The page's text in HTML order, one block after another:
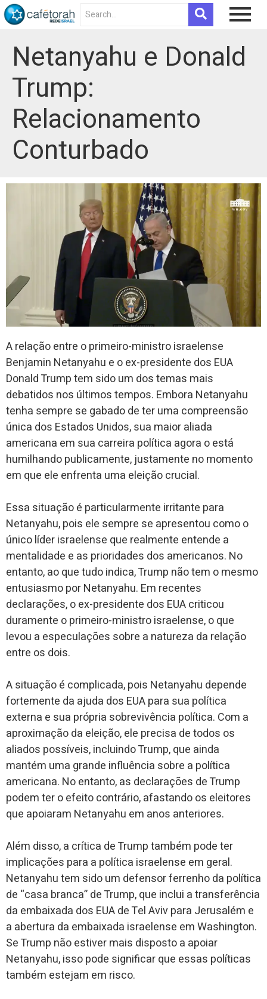
Netanyahu e Donald
Trump:
Relacionamento
Conturbado
A relação entre o primeiro-ministro israelense
Benjamin Netanyahu e o ex-presidente dos EUA
Donald Trump tem sido um dos temas mais
debatidos nos últimos tempos. Embora Netanyahu
tenha sempre se gabado de ter uma compreensão
única dos Estados Unidos, sua maior aliada
americana em sua carreira política agora o está
humilhando publicamente, justamente no momento
em que ele enfrenta uma eleição crucial.
Essa situação é particularmente irritante para
Netanyahu, pois ele sempre se apresentou como o
único líder israelense que realmente entende a
mentalidade e as prioridades dos americanos. No
entanto, ao que tudo indica, Trump não tem o mesmo
entusiasmo por Netanyahu. Em recentes
declarações, o ex-presidente dos EUA criticou
duramente o primeiro-ministro israelense, o que
levou a especulações sobre a natureza da relação
entre os dois.
A situação é complicada, pois Netanyahu depende
fortemente da ajuda dos EUA para sua política
externa e sua própria sobrevivência política. Com a
aproximação da eleição, ele precisa de todos os
aliados possíveis, incluindo Trump, que ainda
mantém uma grande influência sobre a política
americana. No entanto, as declarações de Trump
podem ter o efeito contrário, afastando os eleitores
que apoiaram Netanyahu em anos anteriores.
Além disso, a crítica de Trump também pode ter
implicações para a política israelense em geral.
Netanyahu tem sido um defensor ferrenho da política
de “casa branca” de Trump, que inclui a transferência
da embaixada dos EUA de Tel Aviv para Jerusalém e
a abertura da embaixada israelense em Washington.
Se Trump não estiver mais disposto a apoiar
Netanyahu, isso pode significar que essas políticas
também estejam em risco.